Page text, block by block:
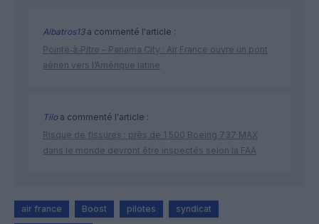
Albatros13a commenté l'article :
Pointe‑à‑Pitre – Panama City : Air France ouvre un pont
aérien vers l’Amérique latine
Tiloa commenté l'article :
Risque de fissures : près de 1 500 Boeing 737 MAX
dans le monde devront être inspectés selon la FAA
air france Boost pilotes syndicat